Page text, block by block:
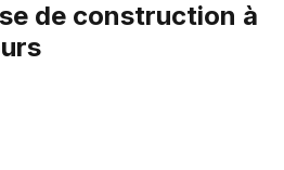
de construction à